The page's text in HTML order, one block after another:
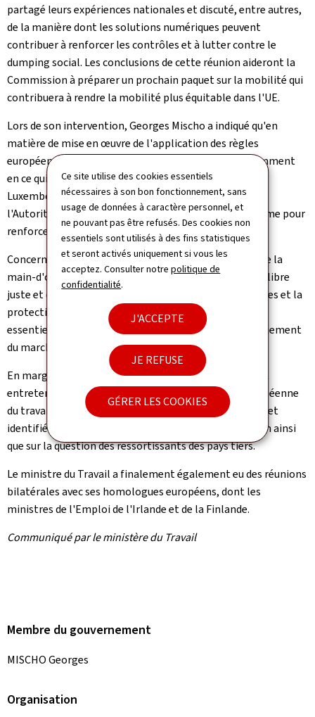
Ce site utilise des cookies essentiels
nécessaires à son bon fonctionnement, sans
usage de données à caractère personnel, et
ne pouvant pas être refusés. Des cookies non
essentiels sont utilisés à des fins statistiques
et seront activés uniquement si vous les
acceptez. Consulter notrepolitique de
confidentialité.
J'ACCEPTE
JE REFUSE
GÉRER LES COOKIES
partagé leurs expériences nationales et discuté, entre autres,
de la manière dont les solutions numériques peuvent
contribuer à renforcer les contrôles et à lutter contre le
dumping social. Les conclusions de cette réunion aideront la
Commission à préparer un prochain paquet sur la mobilité qui
contribuera à rendre la mobilité plus équitable dans l'UE.
Lors de son intervention, Georges Mischo a indiqué qu'en
matière de mise en œuvre de l'application des règles
européennes relatives à une mobilité équitable notamment
en ce qui concerne le détachement des travailleurs, le
Luxembourg soutient les échanges d'expériences avec
l'Autorité européenne du travail qui offre une plateforme pour
renforcer la coopération entre autorités nationales.
Concernant le futur paquet sur la mobilité équitable de la
main-d'œuvre, le ministre a plaidé en faveur d'un "équilibre
juste et durable entre la liberté de prestation de services et la
protection effective des droits des salariés, condition
essentielle pour assurer la confiance dans le fonctionnement
du marché intérieur".
En marge dudit Conseil informel, Georges Mischo s'est
entretenu avec le directeur exécutif de l'Autorité européenne
du travail, Cosmin Boiangiu, sur les points à améliorer et
identifiés par l'évaluation du rapport de la Commission ainsi
que sur la question des ressortissants des pays tiers.
Le ministre du Travail a finalement également eu des réunions
bilatérales avec ses homologues européens, dont les
ministres de l'Emploi de l'Irlande et de la Finlande.
Communiqué par le ministère du Travail
Membre du gouvernement
MISCHO Georges
Organisation